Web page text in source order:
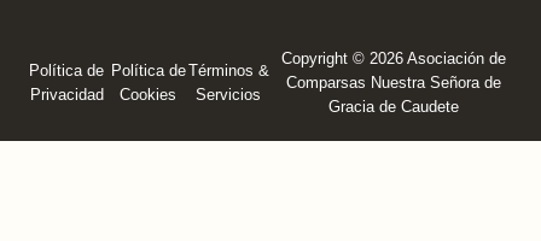
Copyright © 2026 Asociación de
Comparsas Nuestra Señora de
Gracia de Caudete
Política de
Privacidad
Política de
Cookies
Términos &
Servicios